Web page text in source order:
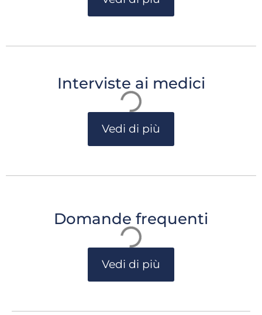
Interviste ai medici
Vedi di più
Domande frequenti
Vedi di più